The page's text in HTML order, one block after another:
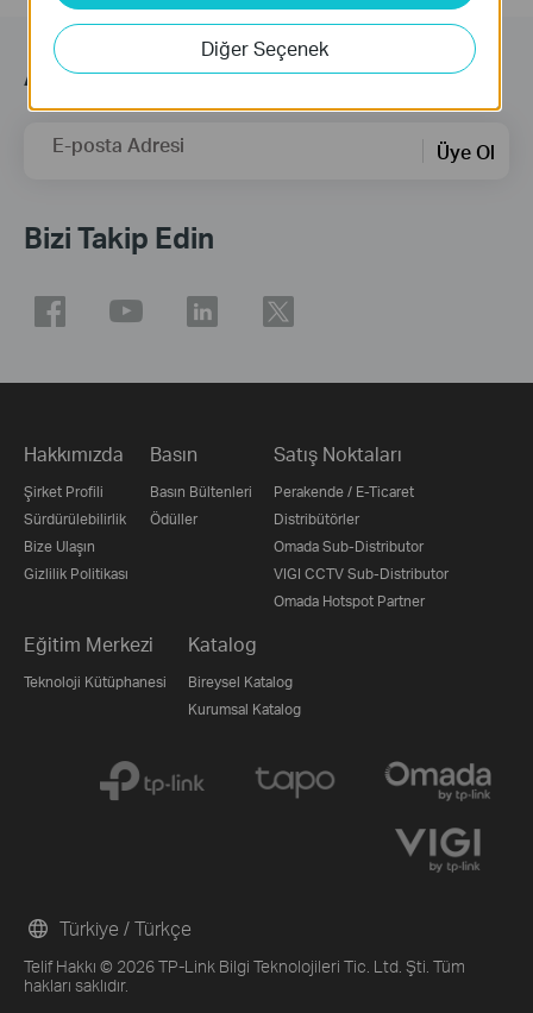
Abonelik
E-posta Adresi Üye Ol
Bizi Takip Edin
Hakkımızda
Şirket Profili
Sürdürülebilirlik
Bize Ulaşın
Gizlilik Politikası
Basın
Basın Bültenleri
Ödüller
Satış Noktaları
Perakende / E-Ticaret
Distribütörler
Omada Sub-Distributor
VIGI CCTV Sub-Distributor
Omada Hotspot Partner
Eğitim Merkezi
Teknoloji Kütüphanesi
Katalog
Bireysel Katalog
Kurumsal Katalog
Telif Hakkı © 2026 TP-Link Bilgi Teknolojileri Tic. Ltd. Şti. Tüm
hakları saklıdır.
Türkiye / Türkçe
Diğer Seçenek